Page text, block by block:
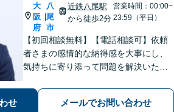
大
阪
府
八
尾
市
近鉄八尾駅
から徒歩2分
営業時間：00:00~
23:59（平日）
【初回相談無料】【電話相談可】依頼
者さまの感情的な納得感を大事にし、
気持ちに寄り添って問題を解決いたし
し、秘密厳守を徹底」子の監護が関わ
る複雑なケースも対応【完全個室対
せ メールでお問い合わせ